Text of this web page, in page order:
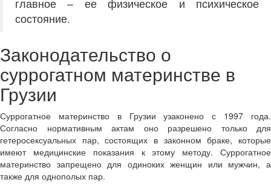
главное – ее физическое и психическое
состояние.
Законодательство о
суррогатном материнстве в
Грузии
Суррогатное материнство в Грузии узаконено с 1997 года.
Согласно нормативным актам оно разрешено только для
гетеросексуальных пар, состоящих в законном браке, которые
имеют медицинские показания к этому методу. Суррогатное
материнство запрещено для одиноких женщин или мужчин, а
также для однополых пар.